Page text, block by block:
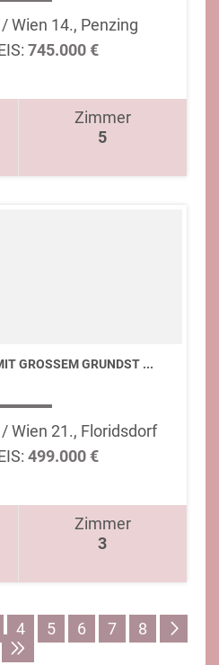
Wien 14., Penzing
745.000 €
Zimmer
5
GROSSEM GRUNDST ...
Wien 21., Floridsdorf
499.000 €
Zimmer
3
4 5 6 7 8